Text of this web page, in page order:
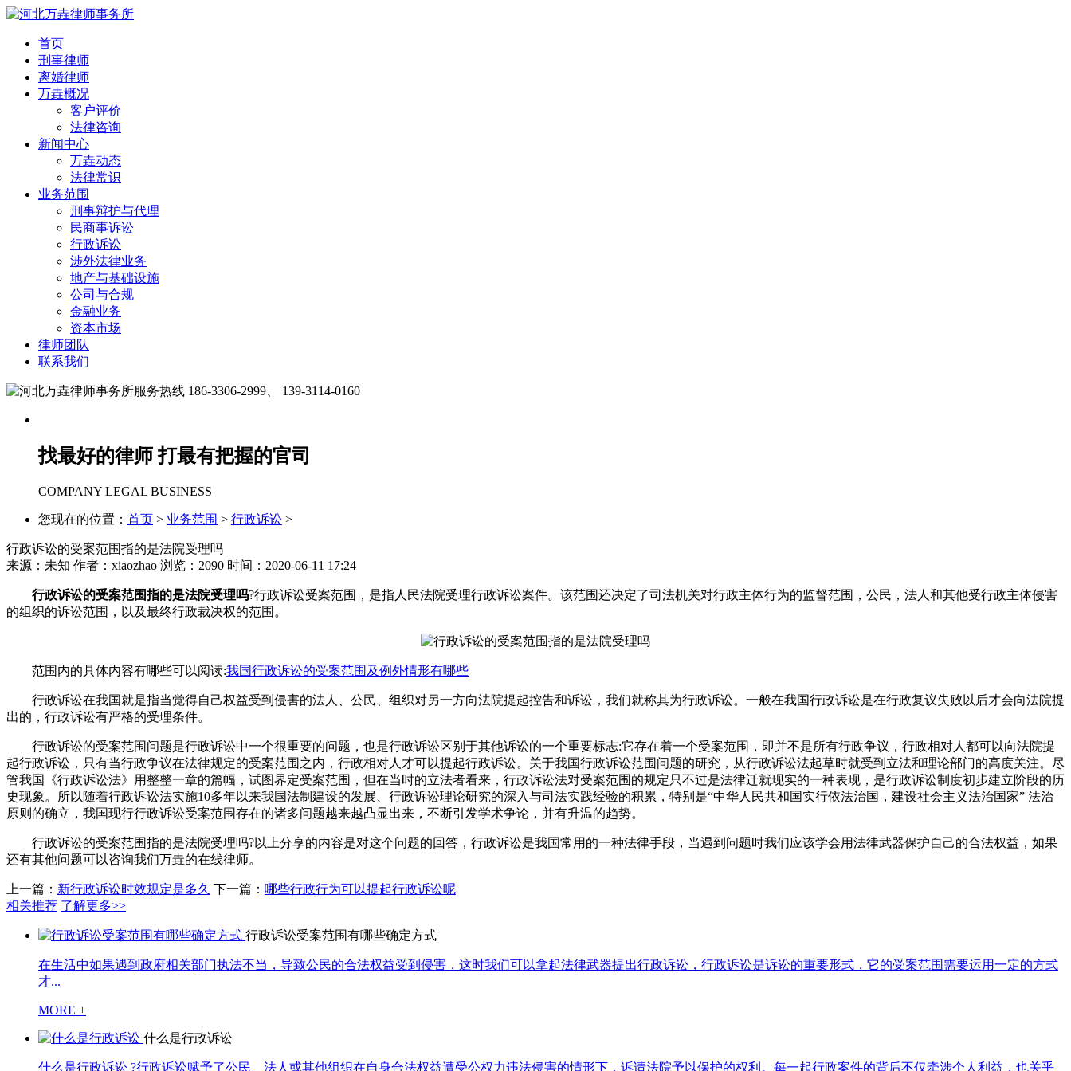
首页
刑事律师
离婚律师
万垚概况
客户评价
法律咨询
新闻中心
万垚动态
法律常识
业务范围
刑事辩护与代理
民商事诉讼
行政诉讼
涉外法律业务
地产与基础设施
公司与合规
金融业务
资本市场
律师团队
联系我们
186-3306-2999、 139-3114-0160
找最好的律师 打最有把握的官司
COMPANY LEGAL BUSINESS
您现在的位置： 首页 > 业务范围 > 行政诉讼 >
行政诉讼的受案范围指的是法院受理吗
来源：未知 作者：xiaozhao 浏览： 2090 时间：2020-06-11 17:24
行政诉讼的受案范围指的是法院受理吗?行政诉讼受案范围，是指人民法院受理行政诉讼案件。该范围还决定了司法机关对行政主体行为的监督范围，公民，法人和其他受行政主体侵害
的组织的诉讼范围，以及最终行政裁决权的范围。
范围内的具体内容有哪些可以阅读:我国行政诉讼的受案范围及例外情形有哪些
行政诉讼在我国就是指当觉得自己权益受到侵害的法人、公民、组织对另一方向法院提起控告和诉讼，我们就称其为行政诉讼。一般在我国行政诉讼是在行政复议失败以后才会向法院提
出的，行政诉讼有严格的受理条件。
行政诉讼的受案范围问题是行政诉讼中一个很重要的问题，也是行政诉讼区别于其他诉讼的一个重要标志:它存在着一个受案范围，即并不是所有行政争议，行政相对人都可以向法院提
起行政诉讼，只有当行政争议在法律规定的受案范围之内，行政相对人才可以提起行政诉讼。关于我国行政诉讼范围问题的研究，从行政诉讼法起草时就受到立法和理论部门的高度关注。尽
管我国《行政诉讼法》用整整一章的篇幅，试图界定受案范围，但在当时的立法者看来，行政诉讼法对受案范围的规定只不过是法律迁就现实的一种表现，是行政诉讼制度初步建立阶段的历
史现象。所以随着行政诉讼法实施10多年以来我国法制建设的发展、行政诉讼理论研究的深入与司法实践经验的积累，特别是“中华人民共和国实行依法治国，建设社会主义法治国家” 法治
原则的确立，我国现行行政诉讼受案范围存在的诸多问题越来越凸显出来，不断引发学术争论，并有升温的趋势。
行政诉讼的受案范围指的是法院受理吗?以上分享的内容是对这个问题的回答，行政诉讼是我国常用的一种法律手段，当遇到问题时我们应该学会用法律武器保护自己的合法权益，如果
还有其他问题可以咨询我们万垚的在线律师。
上一篇： 新行政诉讼时效规定是多久 下一篇： 哪些行政行为可以提起行政诉讼呢
相关推荐 了解更多>>
行政诉讼受案范围有哪些确定方式
在生活中如果遇到政府相关部门执法不当，导致公民的合法权益受到侵害，这时我们可以拿起法律武器提出行政诉讼，行政诉讼是诉讼的重要形式，它的受案范围需要运用一定的方式
才...
MORE +
什么是行政诉讼
什么是行政诉讼 ?行政诉讼赋予了公民、法人或其他组织在自身合法权益遭受公权力违法侵害的情形下，诉请法院予以保护的权利。每一起行政案件的背后不仅牵涉个人利益，也关乎